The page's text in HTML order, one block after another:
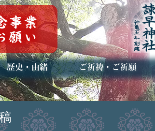
史・ご祭神
中行事
ディア掲載 ご祈祷・ご祈願とは
安産祈願
初宮参り
七五三詣
長寿のお祝い
神前結婚式
厄祓い・方位除け
車のお祓い
地鎮祭
神葬祭（神式の葬儀）